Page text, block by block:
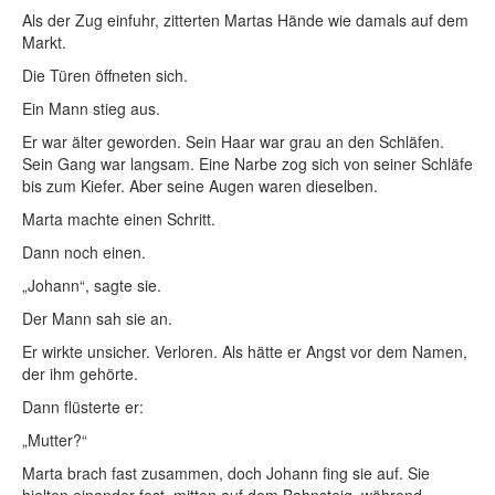
Als der Zug einfuhr, zitterten Martas Hände wie damals auf dem
Markt.
Die Türen öffneten sich.
Ein Mann stieg aus.
Er war älter geworden. Sein Haar war grau an den Schläfen.
Sein Gang war langsam. Eine Narbe zog sich von seiner Schläfe
bis zum Kiefer. Aber seine Augen waren dieselben.
Marta machte einen Schritt.
Dann noch einen.
„Johann“, sagte sie.
Der Mann sah sie an.
Er wirkte unsicher. Verloren. Als hätte er Angst vor dem Namen,
der ihm gehörte.
Dann flüsterte er:
„Mutter?“
Marta brach fast zusammen, doch Johann fing sie auf. Sie